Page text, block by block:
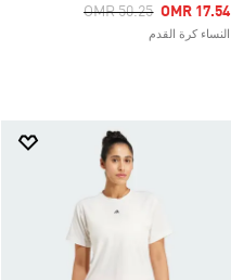
Price Reduced From
OMR 50.25ToOMR 17.54
النساء كرة القدم